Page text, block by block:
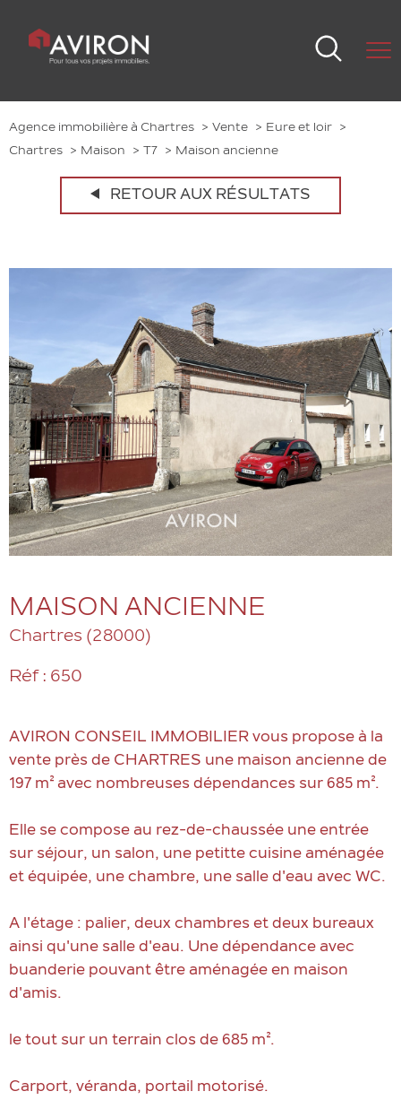
Agence immobilière à Chartres Vente
Eure et loir
Chartres
Maison T7 Maison ancienne
RETOUR AUX RÉSULTATS
MAISON ANCIENNE
Chartres (28000)
Réf : 650
AVIRON CONSEIL IMMOBILIER vous propose à la
vente près de CHARTRES une maison ancienne de
197 m² avec nombreuses dépendances sur 685 m².
Elle se compose au rez-de-chaussée une entrée
sur séjour, un salon, une petitte cuisine aménagée
et équipée, une chambre, une salle d'eau avec WC.
A l'étage : palier, deux chambres et deux bureaux
ainsi qu'une salle d'eau. Une dépendance avec
buanderie pouvant être aménagée en maison
d'amis.
le tout sur un terrain clos de 685 m².
Carport, véranda, portail motorisé.